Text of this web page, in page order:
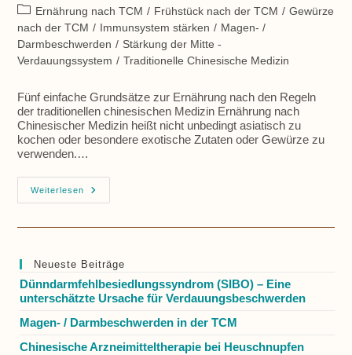
Autor:
veröffentlicht:
Beitrags-
Kategorie:
Ernährung nach TCM / Frühstück nach der TCM / Gewürze
nach der TCM / Immunsystem stärken / Magen- /
Darmbeschwerden / Stärkung der Mitte -
Verdauungssystem / Traditionelle Chinesische Medizin
Fünf einfache Grundsätze zur Ernährung nach den Regeln
der traditionellen chinesischen Medizin Ernährung nach
Chinesischer Medizin heißt nicht unbedingt asiatisch zu
kochen oder besondere exotische Zutaten oder Gewürze zu
verwenden.…
Weiterlesen
Tipps
Zur
Neueste Beiträge
Dünndarmfehlbesiedlungssyndrom (SIBO) – Eine
unterschätzte Ursache für Verdauungsbeschwerden
Magen- / Darmbeschwerden in der TCM
Chinesische Arzneimitteltherapie bei Heuschnupfen